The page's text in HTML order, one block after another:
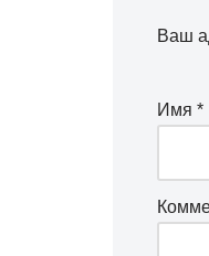
Ваш
Имя *